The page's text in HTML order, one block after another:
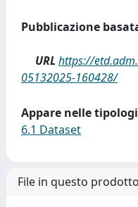
Pubblicazione
URLhttps://
05132025-160428/
Appare nelle
6.1 Dataset
File in questo